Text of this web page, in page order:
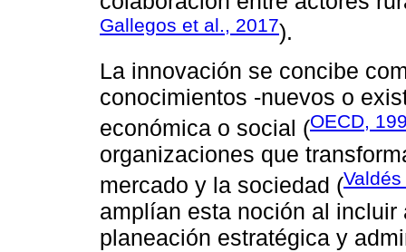
Gallegos et al., 2017).
La innovación se concibe
conocimientos -nuevos o
económica o social (OECD,
organizaciones que
mercado y la sociedad (
amplían esta noción al
planeación estratégica y